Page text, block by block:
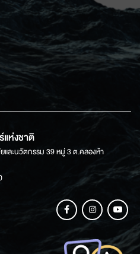
ห่งชาติ
ละนวัตกรรม 39 หมู่ 3 ต.คลองห้า